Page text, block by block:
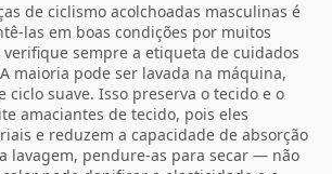
de ciclismo acolchoadas masculinas é
las em boas condições por muitos
verifique sempre a etiqueta de cuidados
maioria pode ser lavada na máquina,
ciclo suave. Isso preserva o tecido e o
amaciantes de tecido, pois eles
e reduzem a capacidade de absorção
lavagem, pendure-as para secar — não